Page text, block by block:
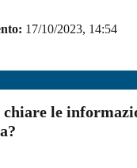
17/10/2023, 14:54
chiare le